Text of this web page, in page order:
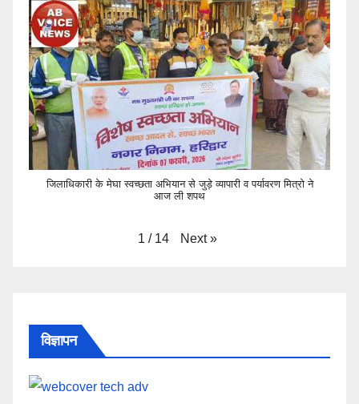
जिलाधिकारी के मेघा स्वच्छता अभियान से जुड़े व्यापारी व पर्यावरण मित्रो ने
आज ली शपथ
1 / 14 Next »
विज्ञापन